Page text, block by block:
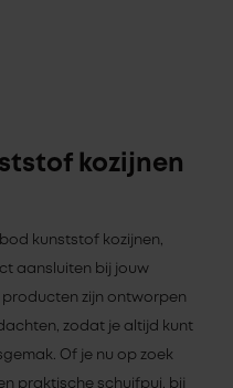
kozijnen
kunststof kozijnen,
aansluiten bij jouw
producten zijn ontworpen
zodat je altijd kunt
Of je nu op zoek
praktische schuifpui, bij